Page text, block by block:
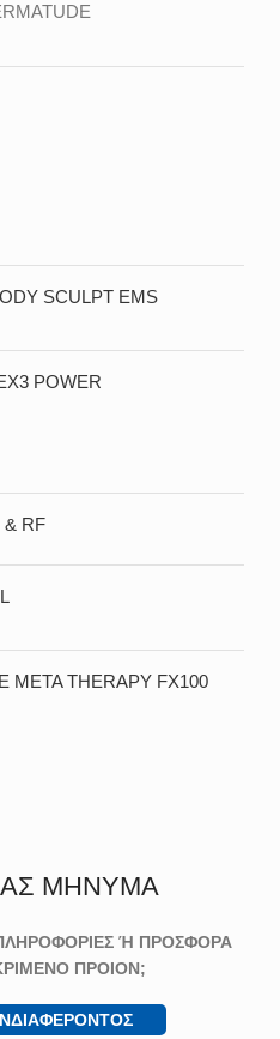
SCULPT EMS
POWER
& RF
META THERAPY FX100
ΜΗΝΥΜΑ
Ή ΠΡΟΣΦΟΡΑ
ΠΡΟΙΟΝ;